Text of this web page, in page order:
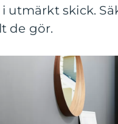
utmärkt skick.
de gör.